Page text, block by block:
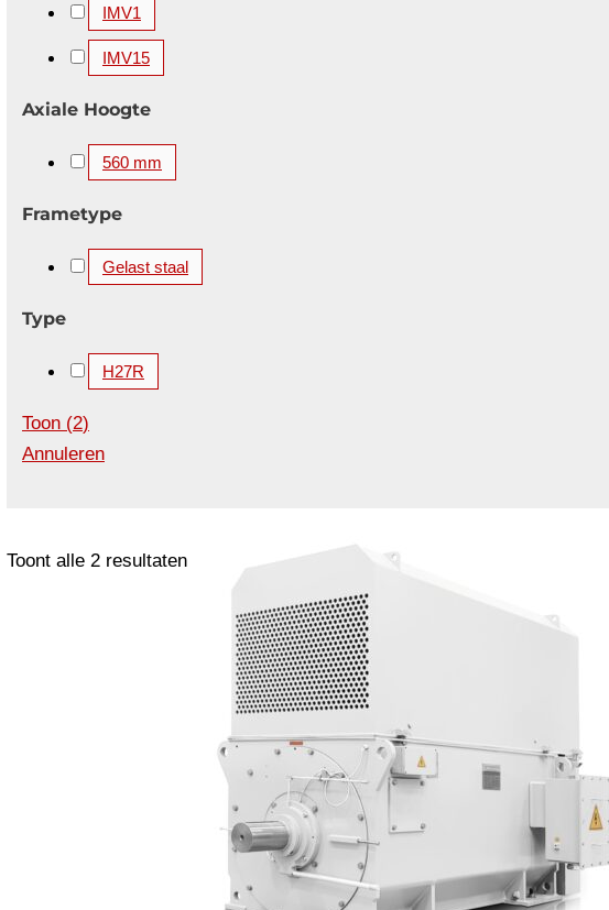
IMV1
IMV15
Axiale Hoogte
560 mm
Frametype
Gelast staal
Type
H27R
Toon (2)
Annuleren
Toont alle 2 resultaten